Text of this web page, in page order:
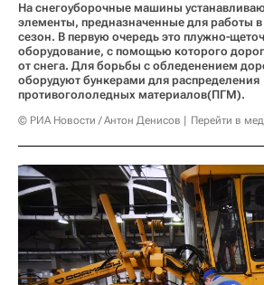
На снегоуборочные машины
элементы, предназначенные для работы
сезон. В первую очередь это плужно-
оборудование, с помощью которого
от снега. Для борьбы с обледенением
оборудуют бункерами для распределения
противогололедных материалов(ПГМ).
© РИА Новости / Антон Денисов Перейти в